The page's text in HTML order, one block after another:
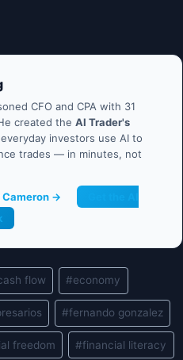
CFO and CPA with 31
created the AI Trader's
investors use AI to
trades — in minutes, not
Cameron →
flow #economy
#fernando gonzalez
freedom #financial literacy